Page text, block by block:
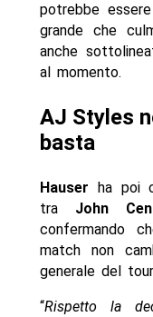
potrebbe
grande che
anche
al momento.
AJ Styles
basta
Hauser ha poi
tra John
confermando
match non
generale del
“Rispetto la